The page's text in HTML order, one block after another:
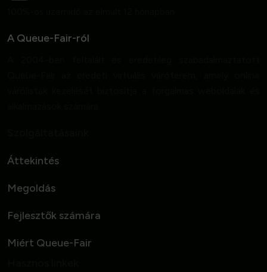
A Queue-Fair-ról
Áttekintés
Megoldás
Fejlesztők számára
Miért Queue-Fair